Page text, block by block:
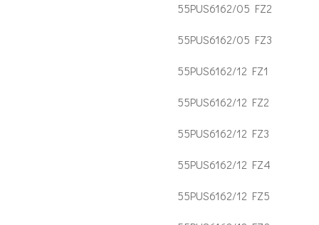
55PUS6162/05 FZ2
55PUS6162/05 FZ3
55PUS6162/12 FZ1
55PUS6162/12 FZ2
55PUS6162/12 FZ3
55PUS6162/12 FZ4
55PUS6162/12 FZ5